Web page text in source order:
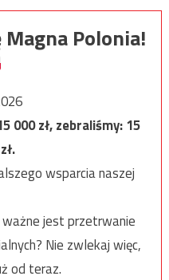
Polonia!
000zł, zebraliśmy:15
zł.
wsparcia naszej
jest przetrwanie
Nie zwlekaj więc,
od teraz.